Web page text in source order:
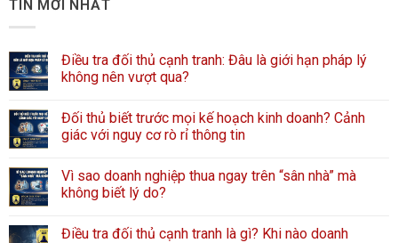
TIN MỚI NHẤT
Điều tra đối thủ cạnh tranh: Đâu là giới hạn pháp lý
không nên vượt qua?
Đối thủ biết trước mọi kế hoạch kinh doanh? Cảnh
giác với nguy cơ rò rỉ thông tin
Vì sao doanh nghiệp thua ngay trên “sân nhà” mà
không biết lý do?
Điều tra đối thủ cạnh tranh là gì? Khi nào doanh